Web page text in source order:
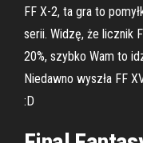
FF X-2, ta gra to
serii. Widzę, że licznik
20%, szybko Wam to
Niedawno wyszła FF
:D